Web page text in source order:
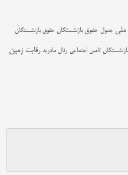
ملی جدول حقوق بازنشستگان حقوق بازنشستگان
تامین اجتماعی رئال مادرید رقابت زمین